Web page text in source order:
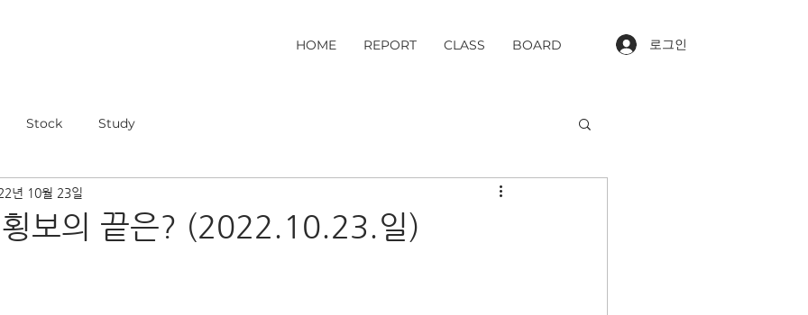
HOME REPORT CLASS BOARD 로그인
Stock Study
보의 끝은? (2022.10.23.일)
년 10월 23일